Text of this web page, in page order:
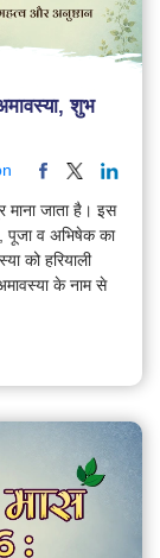
शुभ
माना जाता है। इस
पूजा व अभिषेक का
को हरियाली
के नाम से